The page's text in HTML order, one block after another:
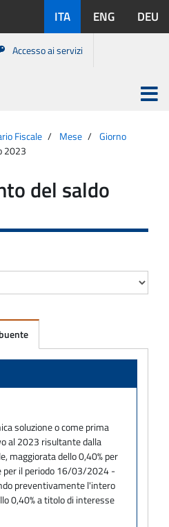
disponibili:
ITA ENG DEU
Accesso ai servizi
Apri
menu
Fiscale Mese
Giorno
2023
del saldo
soluzione o come prima
al 2023 risultante dalla
maggiorata dello 0,40% per
per il periodo 16/03/2024 -
preventivamente l'intero
0,40% a titolo di interesse